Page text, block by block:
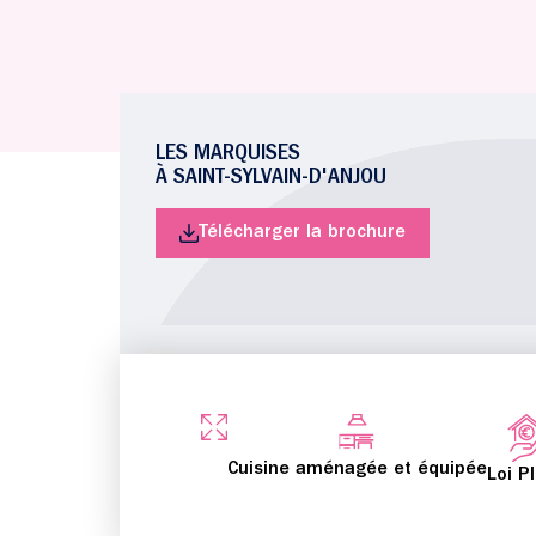
LES MARQUISES
À SAINT-SYLVAIN-D'ANJOU
Télécharger la brochure
Cuisine aménagée et équipéeLoi